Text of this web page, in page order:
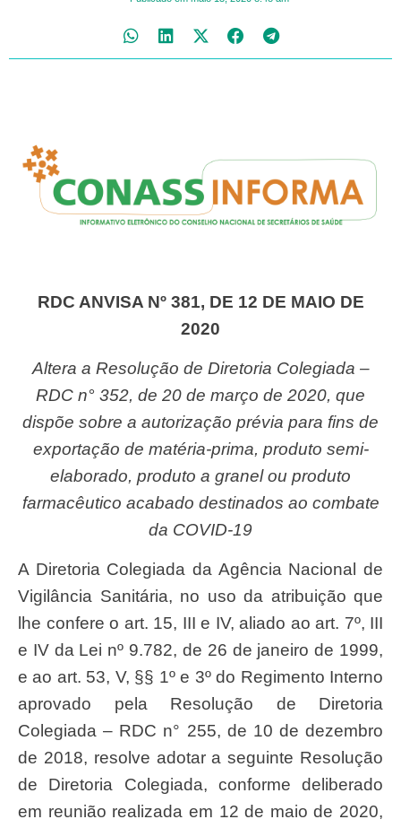
RDC ANVISA Nº 381, DE 12 DE MAIO DE
2020
Altera a Resolução de Diretoria Colegiada –
RDC n° 352, de 20 de março de 2020, que
dispõe sobre a autorização prévia para fins de
exportação de matéria-prima, produto semi-
elaborado, produto a granel ou produto
farmacêutico acabado destinados ao combate
da COVID-19
A Diretoria Colegiada da Agência Nacional de
Vigilância Sanitária, no uso da atribuição que
lhe confere o art. 15, III e IV, aliado ao art. 7º, III
e IV da Lei nº 9.782, de 26 de janeiro de 1999,
e ao art. 53, V, §§ 1º e 3º do Regimento Interno
aprovado pela Resolução de Diretoria
Colegiada – RDC n° 255, de 10 de dezembro
de 2018, resolve adotar a seguinte Resolução
de Diretoria Colegiada, conforme deliberado
em reunião realizada em 12 de maio de 2020,